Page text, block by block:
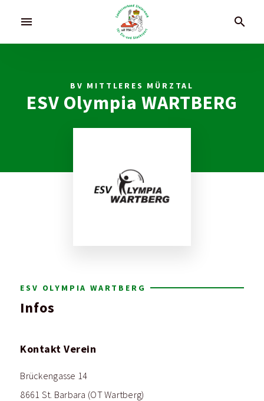
menu search
BV MITTLERES MÜRZTAL
ESV Olympia WARTBERG
ESV OLYMPIA WARTBERG
Infos
Kontakt Verein
Brückengasse 14
8661 St. Barbara (OT Wartberg)